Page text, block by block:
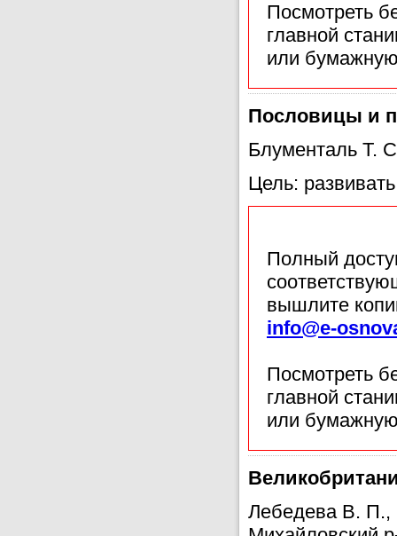
Посмотреть
главной
или
Пословицы и
Блументаль
Цель:
Полный
вышлите
info@e-
Посмотреть
главной
или
Лебедева В.